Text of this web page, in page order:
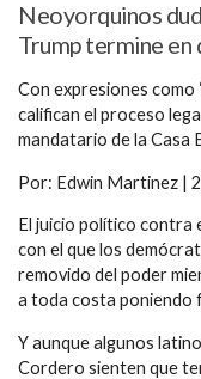
Neoyorquinos
Trump termine
Con expresiones como
califican el proceso
mandatario de la Casa
Por: Edwin Martinez |
El juicio político contra
con el que los
removido del poder
a toda costa poniendo
Y aunque algunos
Cordero sienten que